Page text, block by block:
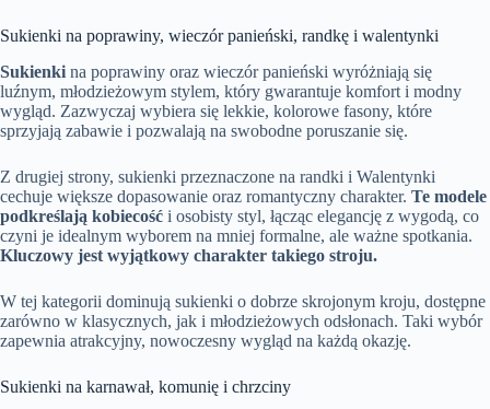
Sukienki na poprawiny, wieczór panieński, randkę i walentynki
Sukienki na poprawiny oraz wieczór panieński wyróżniają się
luźnym, młodzieżowym stylem, który gwarantuje komfort i modny
wygląd. Zazwyczaj wybiera się lekkie, kolorowe fasony, które
sprzyjają zabawie i pozwalają na swobodne poruszanie się.
Z drugiej strony, sukienki przeznaczone na randki i Walentynki
cechuje większe dopasowanie oraz romantyczny charakter. Te modele
podkreślają kobiecość i osobisty styl, łącząc elegancję z wygodą, co
czyni je idealnym wyborem na mniej formalne, ale ważne spotkania.
Kluczowy jest wyjątkowy charakter takiego stroju.
W tej kategorii dominują sukienki o dobrze skrojonym kroju, dostępne
zarówno w klasycznych, jak i młodzieżowych odsłonach. Taki wybór
zapewnia atrakcyjny, nowoczesny wygląd na każdą okazję.
Sukienki na karnawał, komunię i chrzciny